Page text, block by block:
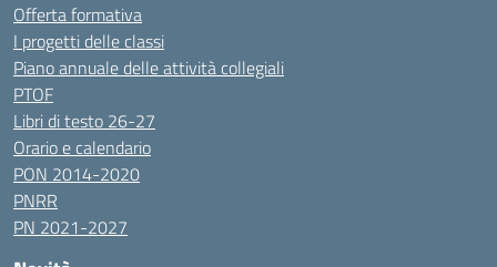
Offerta formativa
I progetti delle classi
Piano annuale delle attività collegiali
PTOF
Libri di testo 26-27
Orario e calendario
PON 2014-2020
PNRR
PN 2021-2027